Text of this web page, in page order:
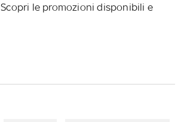
Scopri le promozioni disponibili e